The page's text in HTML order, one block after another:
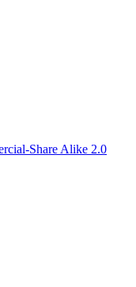
Share Alike 2.0